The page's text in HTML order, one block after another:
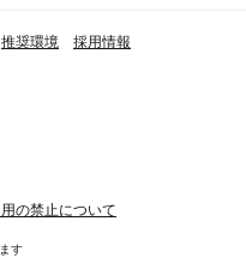
推奨環境 採用情報
の禁止について
す